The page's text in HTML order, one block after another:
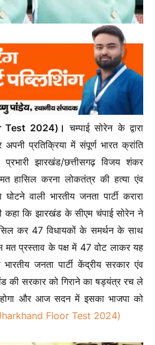
Test 2024)। चम्पाई सोरेन के द्वारा
प्रतिक्रिया में संपूर्ण भारत क्रांति
प्रभारी झारखंड/छत्तीसगढ़ विजय शंकर
हासिल करना लोकतंत्र की हत्या एंव
वाली भारतीय जनता पार्टी करारा
कहा कि झारखंड के सीएम चंपाई सोरेन ने
कर 47 विधायकों के समर्थन के साथ
मत प्रस्ताव के पक्ष में 47 वोट लाकर यह
जनता पार्टी केंद्रीय सरकार एंव
की सरकार को गिराने का षड्यंत्र रच ले
होगा और आज सदन में इसका भाजपा को
Floor Test 2024)